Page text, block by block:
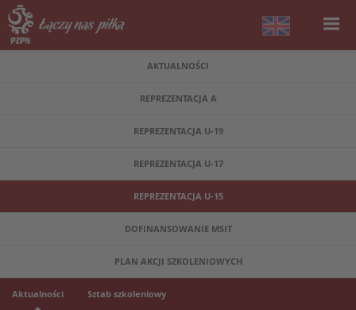
AKTUALNOŚCI
REPREZENTACJA A
REPREZENTACJA U-19
REPREZENTACJA U-17
REPREZENTACJA U-15
DOFINANSOWANIE MSIT
PLAN AKCJI SZKOLENIOWYCH
Aktualności Sztab szkoleniowy